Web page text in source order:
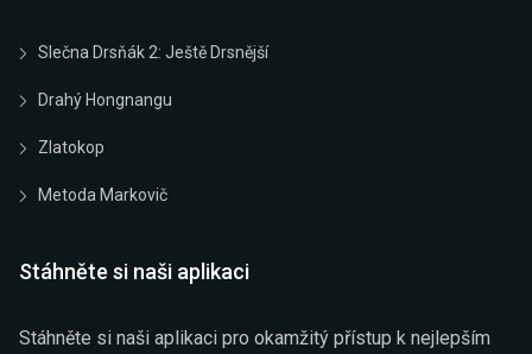
Slečna Drsňák 2: Ještě Drsnější
Drahý Hongnangu
Zlatokop
Metoda Markovič
Stáhněte si naši aplikaci
Stáhněte si naši aplikaci pro okamžitý přístup k nejlepším